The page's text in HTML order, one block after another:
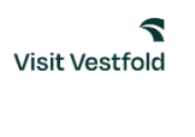
content